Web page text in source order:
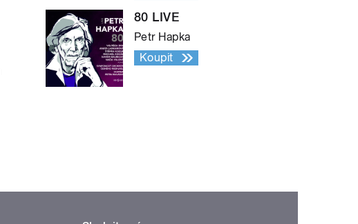
80 LIVE
Petr Hapka
Koupit